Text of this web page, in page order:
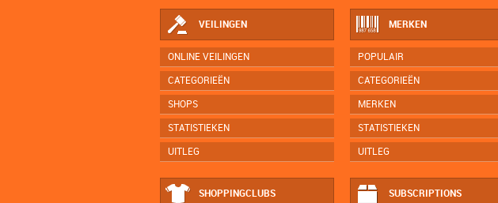
VEILINGEN
ONLINE VEILINGEN
CATEGORIEËN
SHOPS
STATISTIEKEN
UITLEG
MERKEN
POPULAIR
CATEGORIEËN
MERKEN
STATISTIEKEN
UITLEG
SHOPPINGCLUBS SUBSCRIPTIONS